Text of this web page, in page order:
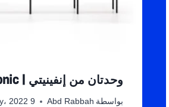
وحدتان من إنفينيتي | Architonic
بواسطة Abd Rabbah 9 January، 2022